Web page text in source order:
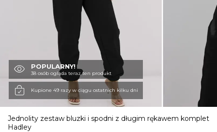
KURTKI I PŁASZCZE
SPÓDNICE
POPULARNY!
38 osób ogląda teraz ten produkt
Kupione 49 razy w ciągu ostatnich kilku dni
Jednolity zestaw bluzki i spodni z długim rękawem komplet
Hadley